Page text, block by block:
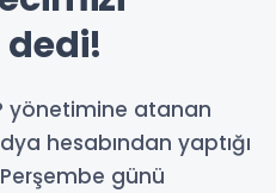
yönetimine atanan
hesabından yaptığı
günü